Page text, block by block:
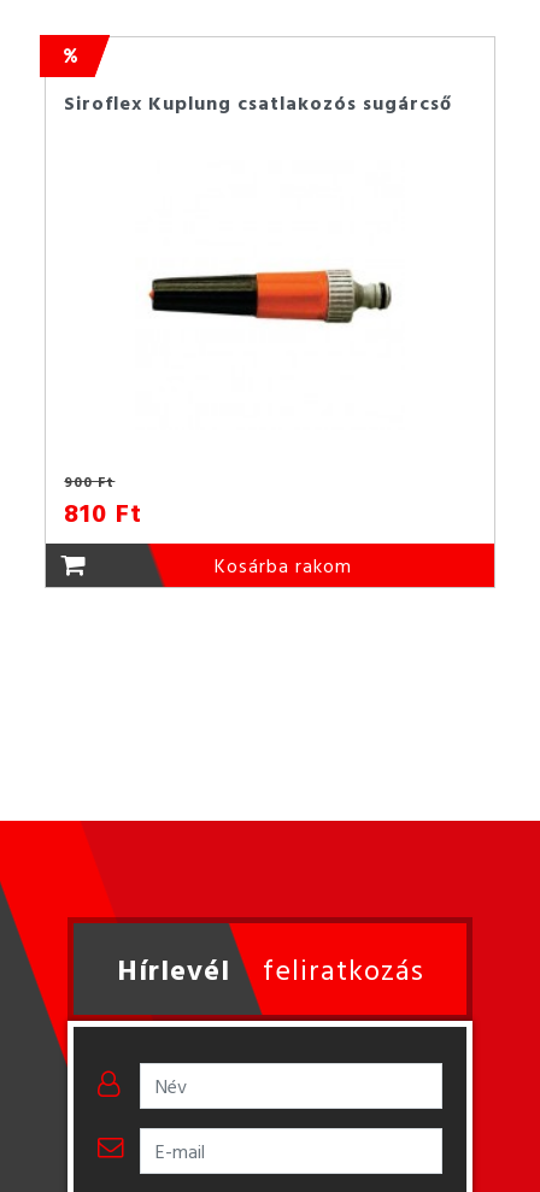
Siroflex Kuplung csatlakozós sugárcső
900 Ft
810 Ft
Kosárba rakom
Hírlevél feliratkozás